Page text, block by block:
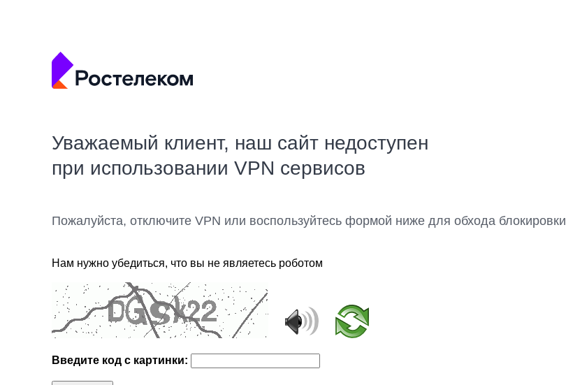
Уважаемый клиент, наш сайт недоступен
при использовании VPN сервисов
Пожалуйста, отключите VPN или воспользуйтесь формой ниже для обхода блокировки
Нам нужно убедиться, что вы не являетесь роботом
Введите код с картинки: